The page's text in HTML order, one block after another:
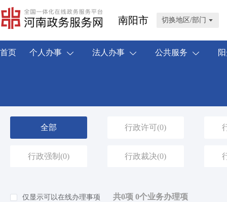
南阳市 切换地区/部门
首页 个人办事 法人办事 公共服务
全部 行政许可(0)
行政强制 (0) 行政裁决(0)
仅显示可以在线办理事项 共0项 0个业务办理项